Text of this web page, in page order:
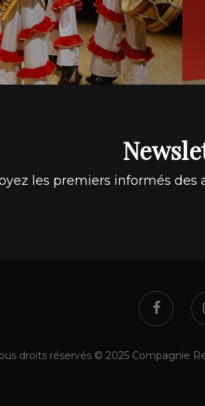
les premiers informés
droits réservés © 2025 Compagnie